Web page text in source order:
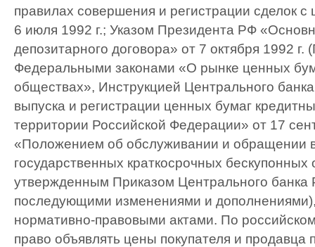
правилах совершения и регистрации сделок
6 июля 1992 г.; Указом Президента РФ
депозитарного договора» от 7 октября 1992
Федеральными законами «О рынке ценных
обществах», Инструкцией Центрального
выпуска и регистрации ценных бумаг
территории Российской Федерации» от 17
«Положением об обслуживании и обращении
государственных краткосрочных бескупонных
утвержденным Приказом Центрального банка
последующими изменениями и
нормативно-правовыми актами. По
право объявлять цены покупателя и